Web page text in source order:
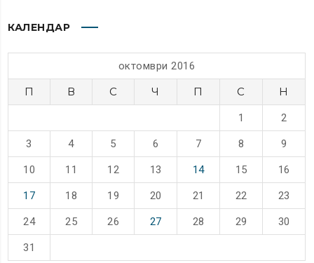
КАЛЕНДАР
октомври 2016
П В С Ч П С Н
1 2
3 4 5 6 7 8 9
10 11 12 13 14 15 16
17 18 19 20 21 22 23
24 25 26 27 28 29 30
31